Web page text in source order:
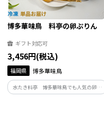
博多華味鳥 料亭の卵ぷりん
ギフト対応可
3,456円(税込)
福岡県 博多華味鳥
水たき料亭 博多華味鳥でも人気の卵ぷ
りんは、「華味卵」を使用しております。